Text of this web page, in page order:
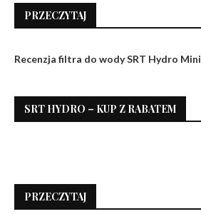
PRZECZYTAJ
Recenzja filtra do wody SRT Hydro Mini
SRT HYDRO – KUP Z RABATEM
PRZECZYTAJ